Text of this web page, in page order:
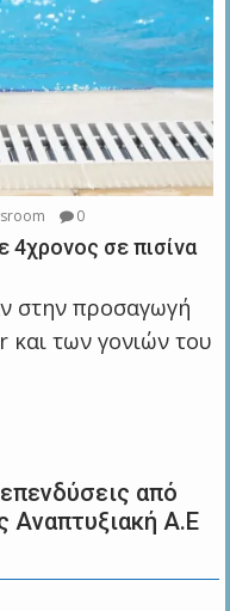
0
4χρονος σε πισίνα
στην προσαγωγή
και των γονιών του
από
Αναπτυξιακή Α.Ε